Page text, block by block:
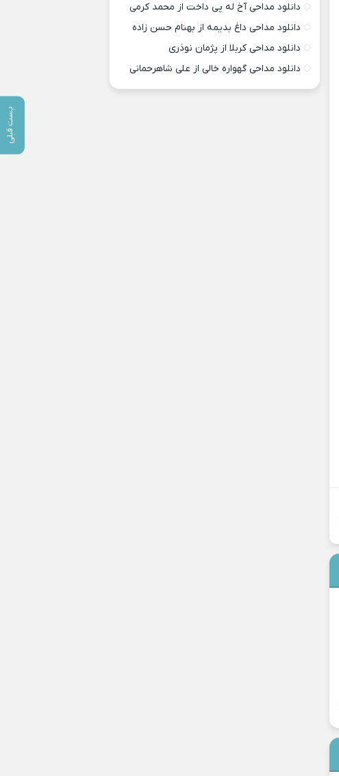
پست قبلی
دانلود مداحی آخ له پی داخت از محمد کرمی
دانلود مداحی داغ بدیمه از بهنام حسن زاده
دانلود مداحی کربلا از پژمان نوذری
دانلود مداحی گهواره خالی از علی شاهرحمانی